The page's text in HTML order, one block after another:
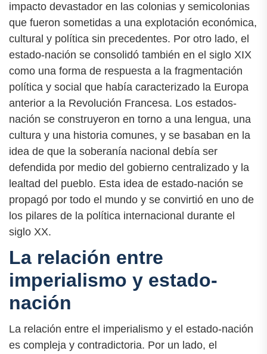
impacto devastador en las colonias y semicolonias
que fueron sometidas a una explotación económica,
cultural y política sin precedentes. Por otro lado, el
estado-nación se consolidó también en el siglo XIX
como una forma de respuesta a la fragmentación
política y social que había caracterizado la Europa
anterior a la Revolución Francesa. Los estados-
nación se construyeron en torno a una lengua, una
cultura y una historia comunes, y se basaban en la
idea de que la soberanía nacional debía ser
defendida por medio del gobierno centralizado y la
lealtad del pueblo. Esta idea de estado-nación se
propagó por todo el mundo y se convirtió en uno de
los pilares de la política internacional durante el
siglo XX.
La relación entre
imperialismo y estado-
nación
La relación entre el imperialismo y el estado-nación
es compleja y contradictoria. Por un lado, el